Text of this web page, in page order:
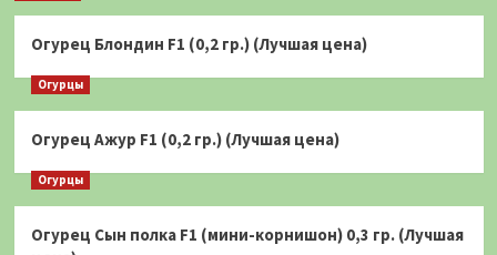
Огурец Блондин F1 (0,2 гр.) (Лучшая цена)
Огурцы
Огурец Ажур F1 (0,2 гр.) (Лучшая цена)
Огурцы
Огурец Сын полка F1 (мини-корнишон) 0,3 гр. (Лучшая